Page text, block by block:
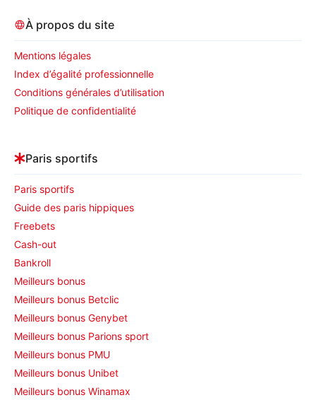
À propos du site
Mentions légales
Index d’égalité professionnelle
Conditions générales d’utilisation
Politique de confidentialité
Paris sportifs
Paris sportifs
Guide des paris hippiques
Freebets
Cash-out
Bankroll
Meilleurs bonus
Meilleurs bonus Betclic
Meilleurs bonus Genybet
Meilleurs bonus Parions sport
Meilleurs bonus PMU
Meilleurs bonus Unibet
Meilleurs bonus Winamax